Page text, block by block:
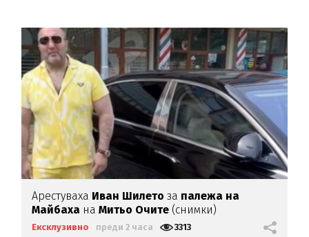
Арестуваха Иван Шилетоза палежа на
Майбаха наМитьо Очите (снимки)
Ексклузивно преди 2 часа 3313